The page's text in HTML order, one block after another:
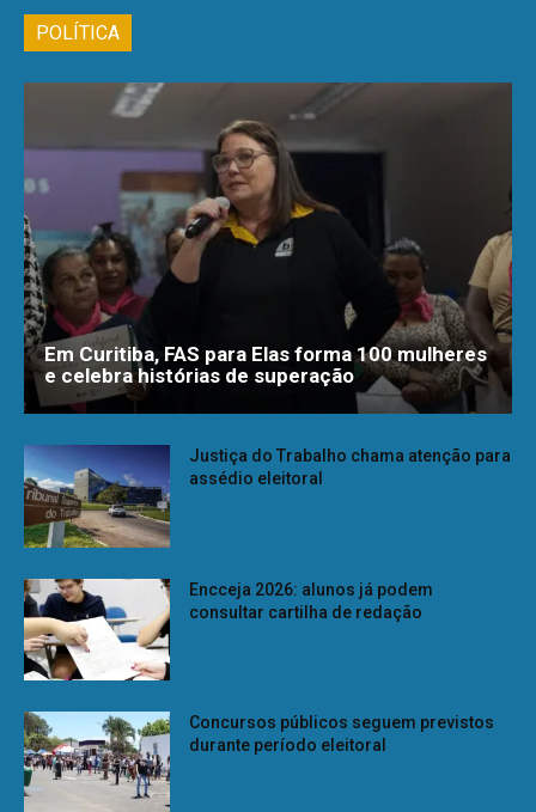
POLÍTICA
Em Curitiba, FAS para Elas forma 100 mulheres
e celebra histórias de superação
Justiça do Trabalho chama atenção para
assédio eleitoral
Encceja 2026: alunos já podem
consultar cartilha de redação
Concursos públicos seguem previstos
durante período eleitoral